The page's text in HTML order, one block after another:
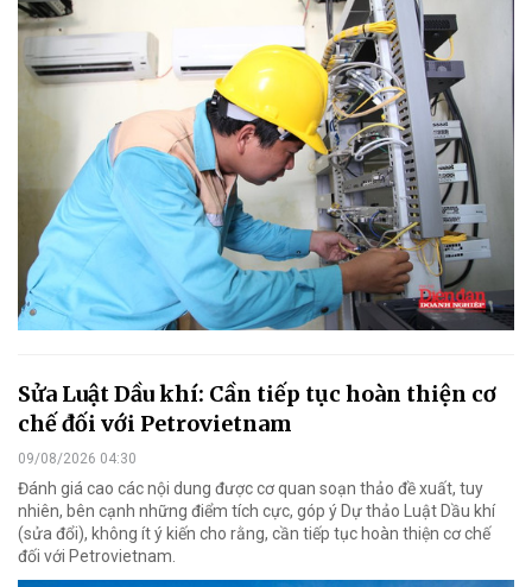
Sửa Luật Dầu khí: Cần tiếp tục hoàn thiện cơ
chế đối với Petrovietnam
09/08/2026 04:30
Đánh giá cao các nội dung được cơ quan soạn thảo đề xuất, tuy
nhiên, bên cạnh những điểm tích cực, góp ý Dự thảo Luật Dầu khí
(sửa đổi), không ít ý kiến cho rằng, cần tiếp tục hoàn thiện cơ chế
đối với Petrovietnam.